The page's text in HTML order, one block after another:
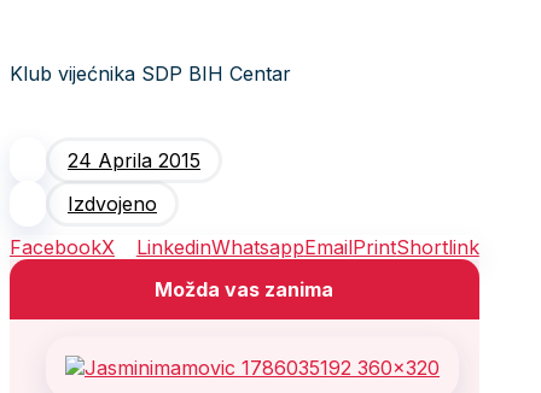
Klub vijećnika SDP BIH Centar
24 Aprila 2015
Izdvojeno
FacebookX LinkedinWhatsappEmailPrintShortlink
Možda vas zanima